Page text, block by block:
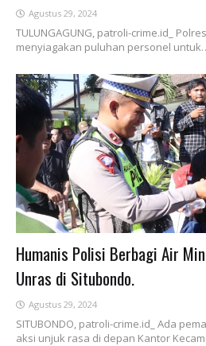
Agustus 29, 2024
TULUNGAGUNG, patroli-crime.id_
menyiagakan puluhan personel
Humanis Polisi Berbagi Air
Unras di Situbondo.
Agustus 29, 2024
SITUBONDO, patroli-crime.id_ Ada
aksi unjuk rasa di depan Kantor